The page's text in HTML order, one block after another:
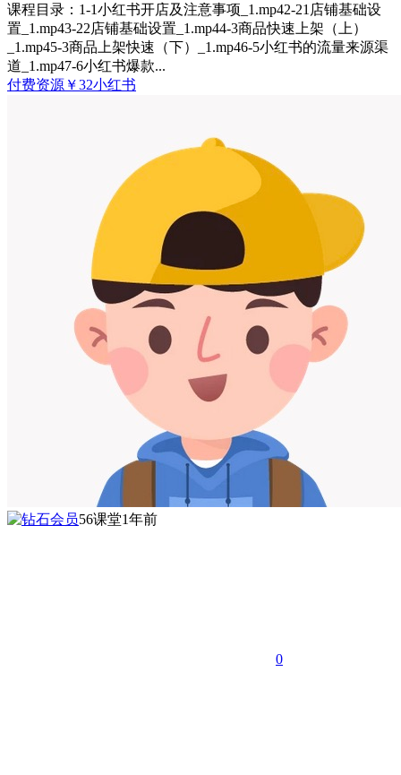
课程目录：1-1小红书开店及注意事项_1.mp42-21店铺基础设
置_1.mp43-22店铺基础设置_1.mp44-3商品快速上架（上）
_1.mp45-3商品上架快速（下）_1.mp46-5小红书的流量来源渠
道_1.mp47-6小红书爆款...
付费资源 ￥32小红书
56课堂1年前
0